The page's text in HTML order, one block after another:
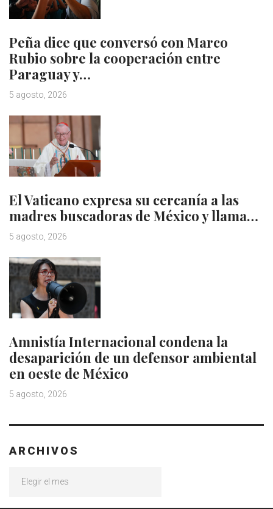
Peña dice que conversó con Marco
Rubio sobre la cooperación entre
Paraguay y…
5 agosto, 2026
El Vaticano expresa su cercanía a las
madres buscadoras de México y llama…
5 agosto, 2026
Amnistía Internacional condena la
desaparición de un defensor ambiental
en oeste de México
5 agosto, 2026
ARCHIVOS